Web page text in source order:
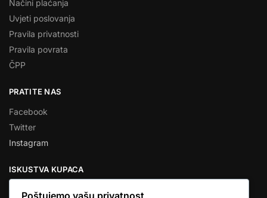
Načini plaćanja
Uvjeti poslovanja
Pravila privatnosti
Pravila povrata
ČPP
PRATITE NAS
Facebook
Twitter
Instagram
ISKUSTVA KUPACA